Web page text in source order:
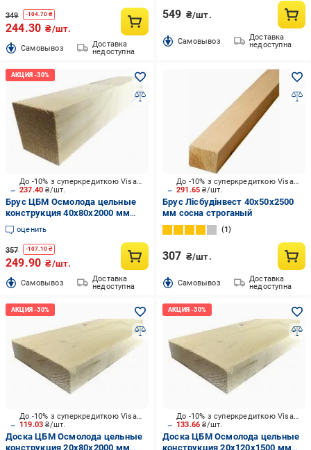
349 -104.70 ₴
244.30 ₴/шт.
Cамовывоз
Доставка
недоступна
549 ₴/шт.
Cамовывоз
Доставка
недоступна
237.40₴/шт.
До -10% з суперкредиткою Visa Вигода
Брус ЦБМ Осмолода цельные
конструкция 40х80х2000 мм
карпатская ель
оценить
357 -107.10 ₴
249.90 ₴/шт.
Cамовывоз
Доставка
недоступна
291.65₴/шт.
До -10% з суперкредиткою Visa Вигода
Брус Лісбудінвест 40х50х2500
мм сосна строганый
1
307 ₴/шт.
Cамовывоз
Доставка
недоступна
119.03₴/шт.
До -10% з суперкредиткою Visa Вигода
Доска ЦБМ Осмолода цельные
конструкция 20х80х2000 мм
133.66₴/шт.
До -10% з суперкредиткою Visa Вигода
Доска ЦБМ Осмолода цельные
конструкция 20х120х1500 мм